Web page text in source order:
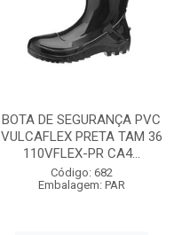
BOTA DE SEGURANÇA PVC
VULCAFLEX PRETA TAM 36
110VFLEX-PR CA4...
Código: 682
Embalagem: PAR